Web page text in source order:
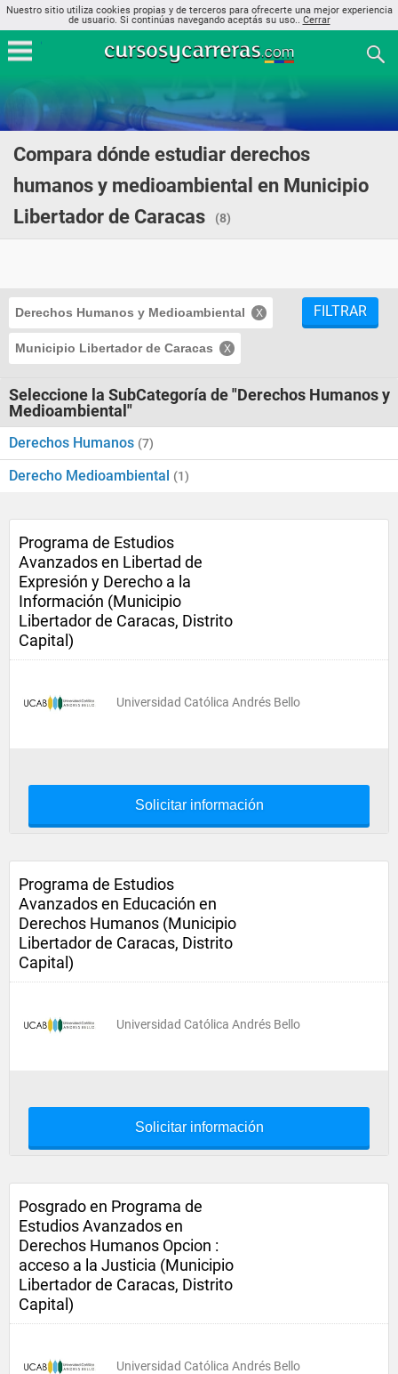
Nuestro sitio utiliza cookies propias y de terceros para ofrecerte una mejor experiencia
de usuario. Si continúas navegando aceptás su uso.. Cerrar
Compara dónde estudiar derechos
humanos y medioambiental en Municipio
Libertador de Caracas
(8)
Derechos Humanos y Medioambiental
Municipio Libertador de Caracas
FILTRAR
Seleccione la SubCategoría de "Derechos Humanos y
Medioambiental"
Derechos Humanos (7)
Derecho Medioambiental (1)
Programa de Estudios
Avanzados en Libertad de
Expresión y Derecho a la
Información (Municipio
Libertador de Caracas, Distrito
Capital)
Universidad Católica Andrés Bello
Solicitar información
Programa de Estudios
Avanzados en Educación en
Derechos Humanos (Municipio
Libertador de Caracas, Distrito
Capital)
Universidad Católica Andrés Bello
Solicitar información
Posgrado en Programa de
Estudios Avanzados en
Derechos Humanos Opcion :
acceso a la Justicia (Municipio
Libertador de Caracas, Distrito
Capital)
Universidad Católica Andrés Bello